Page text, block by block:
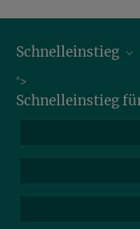
Schnelleinstieg
Bibliothek
Stellenangebote
">
Schnelleinstieg